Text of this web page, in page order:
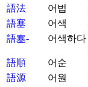
語法
어법
語塞
어색
語塞-
어색하다
語順
어순
語源
어원